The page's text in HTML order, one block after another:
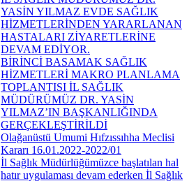
YASİN YILMAZ EVDE SAĞLIK
HİZMETLERİNDEN YARARLANAN
HASTALARI ZİYARETLERİNE
DEVAM EDİYOR.
BİRİNCİ BASAMAK SAĞLIK
HİZMETLERİ MAKRO PLANLAMA
TOPLANTISI İL SAĞLIK
MÜDÜRÜMÜZ DR. YASİN
YILMAZ’IN BAŞKANLIĞINDA
GERÇEKLEŞTİRİLDİ
Olağanüstü Umumi Hıfzıssıhha Meclisi
Kararı 16.01.2022-2022/01
İl Sağlık Müdürlüğümüzce başlatılan hal
hatır uygulaması devam ederken İl Sağlık